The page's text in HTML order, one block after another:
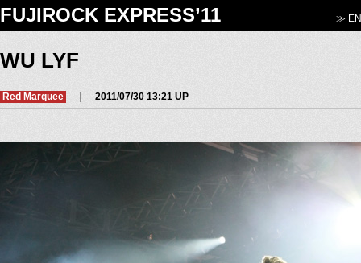
FUJIROCK EXPRESS’11 ≫
WU LYF
Red Marquee ｜ 2011/07/30 13:21 UP